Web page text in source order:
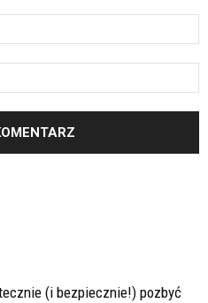
(i bezpiecznie!) pozbyć